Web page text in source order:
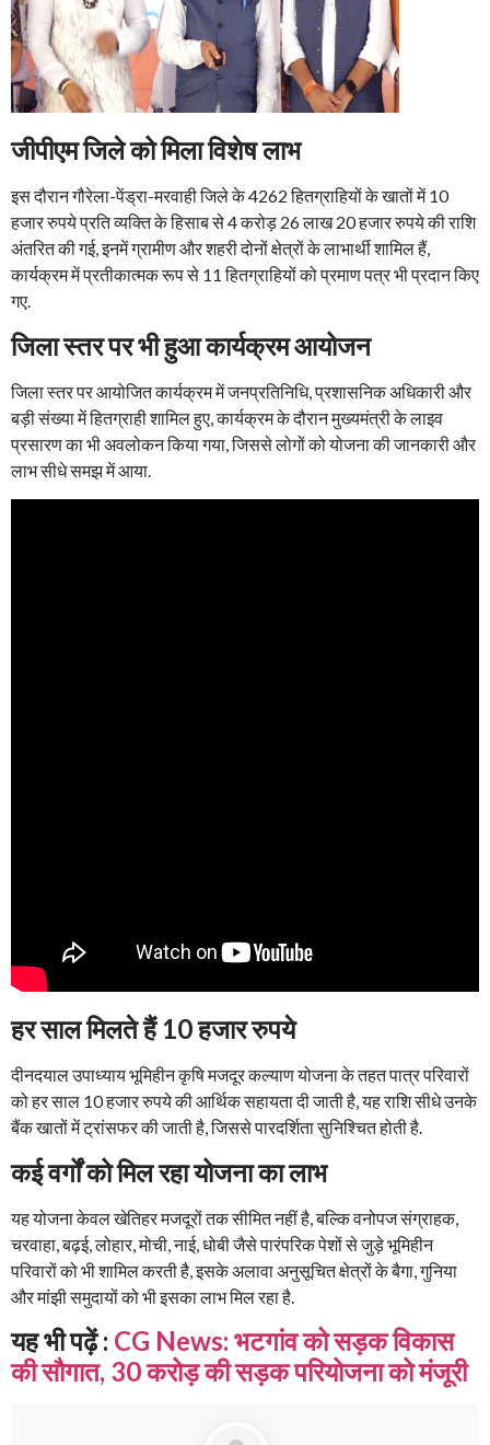
जीपीएम जिले को मिला विशेष लाभ
इस दौरान गौरेला-पेंड्रा-मरवाही जिले के 4262 हितग्राहियों के खातों में 10
हजार रुपये प्रति व्यक्ति के हिसाब से 4 करोड़ 26 लाख 20 हजार रुपये की राशि
अंतरित की गई, इनमें ग्रामीण और शहरी दोनों क्षेत्रों के लाभार्थी शामिल हैं,
कार्यक्रम में प्रतीकात्मक रूप से 11 हितग्राहियों को प्रमाण पत्र भी प्रदान किए
गए.
जिला स्तर पर भी हुआ कार्यक्रम आयोजन
जिला स्तर पर आयोजित कार्यक्रम में जनप्रतिनिधि, प्रशासनिक अधिकारी और
बड़ी संख्या में हितग्राही शामिल हुए, कार्यक्रम के दौरान मुख्यमंत्री के लाइव
प्रसारण का भी अवलोकन किया गया, जिससे लोगों को योजना की जानकारी और
लाभ सीधे समझ में आया.
हर साल मिलते हैं 10 हजार रुपये
दीनदयाल उपाध्याय भूमिहीन कृषि मजदूर कल्याण योजना के तहत पात्र परिवारों
को हर साल 10 हजार रुपये की आर्थिक सहायता दी जाती है, यह राशि सीधे उनके
बैंक खातों में ट्रांसफर की जाती है, जिससे पारदर्शिता सुनिश्चित होती है.
कई वर्गों को मिल रहा योजना का लाभ
यह योजना केवल खेतिहर मजदूरों तक सीमित नहीं है, बल्कि वनोपज संग्राहक,
चरवाहा, बढ़ई, लोहार, मोची, नाई, धोबी जैसे पारंपरिक पेशों से जुड़े भूमिहीन
परिवारों को भी शामिल करती है, इसके अलावा अनुसूचित क्षेत्रों के बैगा, गुनिया
और मांझी समुदायों को भी इसका लाभ मिल रहा है.
यह भी पढ़ें : CG News: भटगांव को सड़क विकास
की सौगात, 30 करोड़ की सड़क परियोजना को मंजूरी